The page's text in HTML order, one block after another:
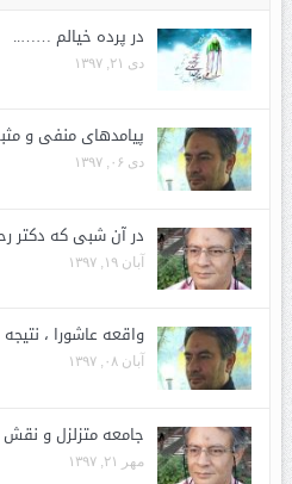
در پرده خیالم ……..
دی ۲۱, ۱۳۹۷
پیامدهای منفی و
دی ۰۶, ۱۳۹۷
در آن شبی که دکتر
آبان ۱۹, ۱۳۹۷
واقعه عاشورا ،
آبان ۰۸, ۱۳۹۷
جامعه متزلزل و
مهر ۲۱, ۱۳۹۷